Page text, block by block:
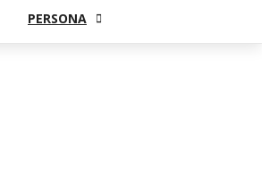
PERSONA